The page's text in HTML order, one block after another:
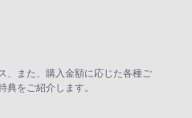
、また、購入金額に応じた各種ご
典をご紹介します。